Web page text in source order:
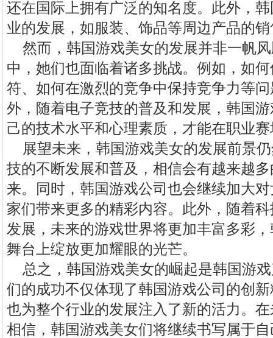
还在国际上拥有广泛的知名度。此外，
业的发展，如服装、饰品等周边产品的
然而，韩国游戏美女的发展并非一帆
中，她们也面临着诸多挑战。例如，如
符、如何在激烈的竞争中保持竞争力等
外，随着电子竞技的普及和发展，韩国
己的技术水平和心理素质，才能在职业
展望未来，韩国游戏美女的发展前景
技的不断发展和普及，相信会有越来越
来。同时，韩国游戏公司也会继续加大
家们带来更多的精彩内容。此外，随着
发展，未来的游戏世界将更加丰富多彩
舞台上绽放更加耀眼的光芒。
总之，韩国游戏美女的崛起是韩国游
们的成功不仅体现了韩国游戏公司的创
也为整个行业的发展注入了新的活力。
相信，韩国游戏美女们将继续书写属于